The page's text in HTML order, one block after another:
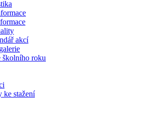
akcí
školního roku
ke stažení